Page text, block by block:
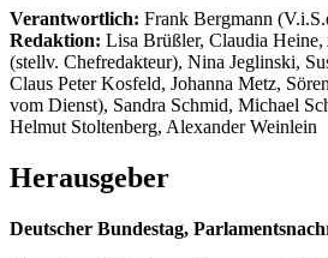
Verantwortlich: Frank Bergmann
Redaktion: Lisa Brüßler, Claudia
(stellv. Chefredakteur), Nina Jeglinski,
Claus Peter Kosfeld, Johanna Metz,
vom Dienst), Sandra Schmid, Michael
Helmut Stoltenberg, Alexander Weinlein
Herausgeber
Deutscher Bundestag,